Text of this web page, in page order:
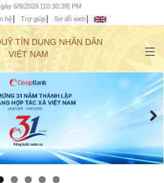
6/8/2026 [10:30:40] PM
hệ Trợ giúp Sơ đồ web
TÍN DỤNG NHÂN DÂN
VIỆT NAM